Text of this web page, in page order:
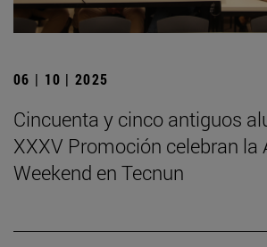
06 | 10 | 2025
Cincuenta y cinco antiguos
XXXV Promoción celebran la
Weekend en Tecnun